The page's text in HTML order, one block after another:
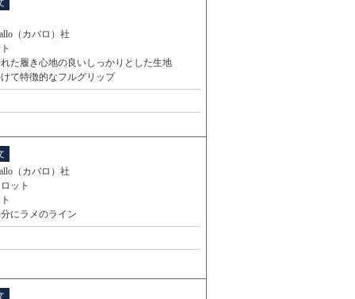
（カバロ）社
た履き心地の良いしっかりとした生地
て特徴的なフルグリップ
（カバロ）社
ット
にラメのライン